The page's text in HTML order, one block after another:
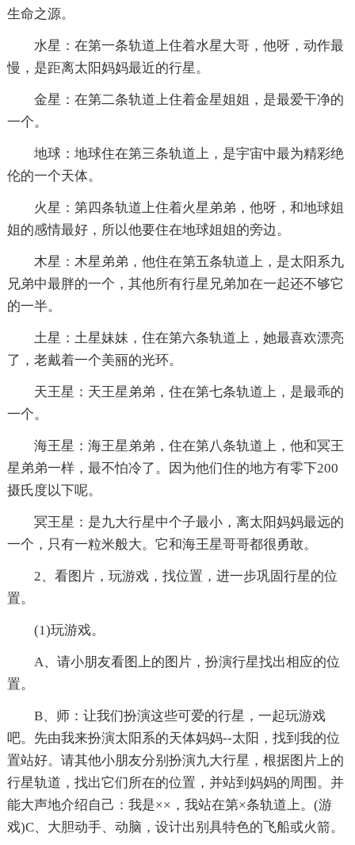
生命之源。
水星：在第一条轨道上住着水星大哥，他呀，动作最
慢，是距离太阳妈妈最近的行星。
金星：在第二条轨道上住着金星姐姐，是最爱干净的
一个。
地球：地球住在第三条轨道上，是宇宙中最为精彩绝
伦的一个天体。
火星：第四条轨道上住着火星弟弟，他呀，和地球姐
姐的感情最好，所以他要住在地球姐姐的旁边。
木星：木星弟弟，他住在第五条轨道上，是太阳系九
兄弟中最胖的一个，其他所有行星兄弟加在一起还不够它
的一半。
土星：土星妹妹，住在第六条轨道上，她最喜欢漂亮
了，老戴着一个美丽的光环。
天王星：天王星弟弟，住在第七条轨道上，是最乖的
一个。
海王星：海王星弟弟，住在第八条轨道上，他和冥王
星弟弟一样，最不怕冷了。因为他们住的地方有零下200
摄氏度以下呢。
冥王星：是九大行星中个子最小，离太阳妈妈最远的
一个，只有一粒米般大。它和海王星哥哥都很勇敢。
2、看图片，玩游戏，找位置，进一步巩固行星的位
置。
(1)玩游戏。
A、请小朋友看图上的图片，扮演行星找出相应的位
置。
B、师：让我们扮演这些可爱的行星，一起玩游戏
吧。先由我来扮演太阳系的天体妈妈--太阳，找到我的位
置站好。请其他小朋友分别扮演九大行星，根据图片上的
行星轨道，找出它们所在的位置，并站到妈妈的周围。并
能大声地介绍自己：我是××，我站在第×条轨道上。(游
戏)C、大胆动手、动脑，设计出别具特色的飞船或火箭。